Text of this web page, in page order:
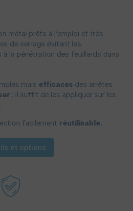
métal prêts à l’emploi et très
de serrage évitant les
à la pénétration des feuillards dans
mais efficaces des arrêtes.
: il suffit de les appliquer sur les
facilement réutilisable.
et options